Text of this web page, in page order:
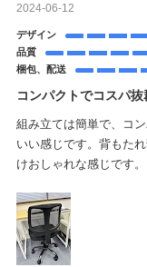
2024-06-12
デザイン
品質
梱包、配送
コンパクトでコスパ抜
組み立ては簡単で、コ
いい感じです。背もた
けおしゃれな感じです。